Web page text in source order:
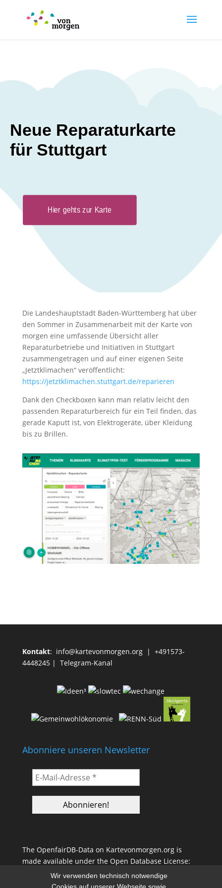
Neue Reparaturkarte
für Stuttgart
Hier gehts zur Karte
Die Landeshauptstadt Baden-Württemberg hat über
den Sommer in Zusammenarbeit mit der Karte von
morgen eine umfassende Übersicht aller
Reparaturbetriebe und Initiativen in Stuttgart
zusammengetragen und auf einer eigenen Seite
„Jetztklimachen“ veröffentlicht:
https://jetztklimachen.stuttgart.de/reparieren
Dank den Checkboxen kann man relativ leicht den
passenden Reparaturbereich für ein Teil finden, das
gerade Kaputt ist, von Elektrogeräte, über Kleidung
bis zu Brillen.
Kontakt: info@kartevonmorgen.org| +491573-
4448245 | Telegram-Kanal
Abonniere unseren Newsletter
The OpenfairDB-Data on Kartevonmorgen.org is
made available under the Open Database License:
http://opendatacommons.org/licenses/odbl/1.0/
Wir verwenden technisch notwendige